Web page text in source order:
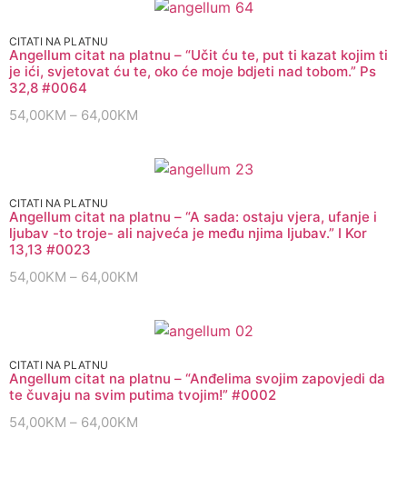
CITATI NA PLATNU
Angellum citat na platnu – “Učit ću te, put ti kazat kojim ti
je ići, svjetovat ću te, oko će moje bdjeti nad tobom.” Ps
32,8 #0064
54,00KM – 64,00KM
CITATI NA PLATNU
Angellum citat na platnu – “A sada: ostaju vjera, ufanje i
ljubav -to troje- ali najveća je među njima ljubav.” I Kor
13,13 #0023
54,00KM – 64,00KM
CITATI NA PLATNU
Angellum citat na platnu – “Anđelima svojim zapovjedi da
te čuvaju na svim putima tvojim!” #0002
54,00KM – 64,00KM